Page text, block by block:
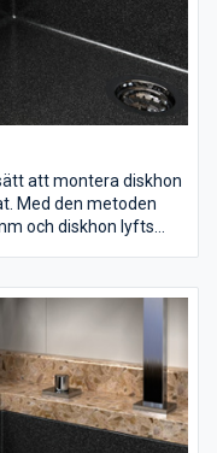
att montera diskhon
Med den metoden
och diskhon lyfts